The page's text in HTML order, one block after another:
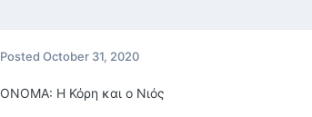
Posted October 31, 2020
ΟΝΟΜΑ: Η Κόρη και ο Νιός